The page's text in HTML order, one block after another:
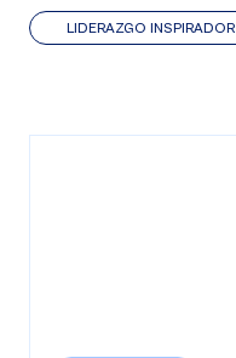
LIDERAZGO INSPIRADOR